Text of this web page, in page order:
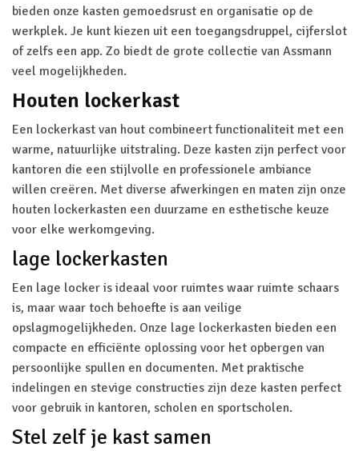
bieden onze kasten gemoedsrust en organisatie op de
werkplek. Je kunt kiezen uit een toegangsdruppel, cijferslot
of zelfs een app. Zo biedt de grote collectie van Assmann
veel mogelijkheden.
Houten lockerkast
Een lockerkast van hout combineert functionaliteit met een
warme, natuurlijke uitstraling. Deze kasten zijn perfect voor
kantoren die een stijlvolle en professionele ambiance
willen creëren. Met diverse afwerkingen en maten zijn onze
houten lockerkasten een duurzame en esthetische keuze
voor elke werkomgeving.
lage lockerkasten
Een lage locker is ideaal voor ruimtes waar ruimte schaars
is, maar waar toch behoefte is aan veilige
opslagmogelijkheden. Onze lage lockerkasten bieden een
compacte en efficiënte oplossing voor het opbergen van
persoonlijke spullen en documenten. Met praktische
indelingen en stevige constructies zijn deze kasten perfect
voor gebruik in kantoren, scholen en sportscholen.
Stel zelf je kast samen